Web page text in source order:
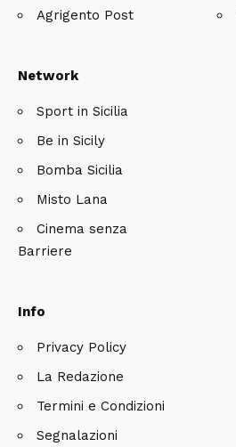
Agrigento Post
Network
Sport in Sicilia
Be in Sicily
Bomba Sicilia
Misto Lana
Cinema senza
Barriere
Info
Privacy Policy
La Redazione
Termini e Condizioni
Segnalazioni